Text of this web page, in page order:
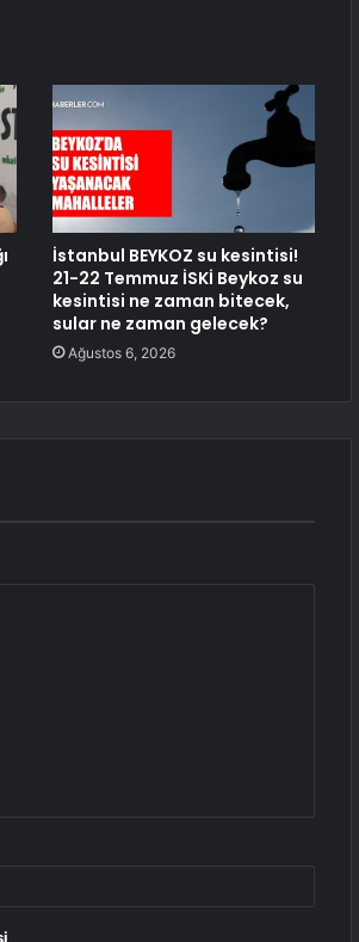
İstanbul BEYKOZ su kesintisi!
21-22 Temmuz İSKİ Beykoz su
kesintisi ne zaman bitecek,
sular ne zaman gelecek?
Ağustos 6, 2026